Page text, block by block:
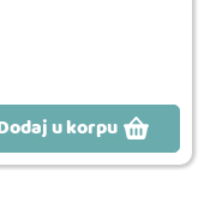
u korpu